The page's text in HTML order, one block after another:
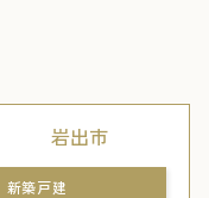
岩出市
新築戸建